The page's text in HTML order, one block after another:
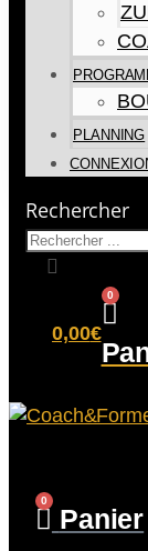
PLANNING
Rechercher
0,00€
0
0
Panier